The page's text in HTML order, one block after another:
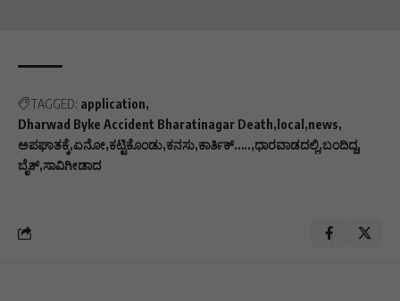
TAGGED: application
Dharwad Byke Accident Bharatinagar Death local news
ಅಪಘಾತಕ್ಕೆ ಏನೋ ಕಟ್ಟಿಕೊಂಡು ಕನಸು ಕಾರ್ತಿಕ್….. ಧಾರವಾಡದಲ್ಲಿ ಬಂದಿದ್ದ
ಬೈಕ್ ಸಾವಿಗೀಡಾದ